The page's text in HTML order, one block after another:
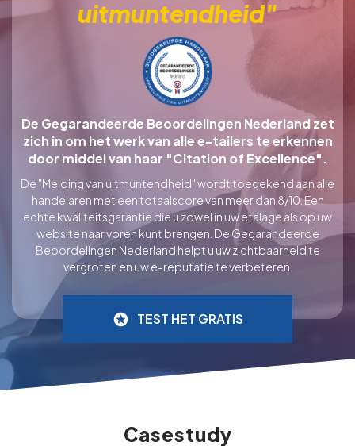
uitmuntendheid"
De Gegarandeerde Beoordelingen Nederland zet
zich in om het werk van alle e-tailers te erkennen
door middel van haar "Citation of Excellence".
De "Melding van uitmuntendheid" wordt toegekend aan alle
handelaren met een totaalscore van meer dan 8/10. Een
echte kwaliteitsgarantie die u zowel in uw etalage als op uw
website naar voren kunt brengen. De Gegarandeerde
Beoordelingen Nederland helpt u uw zichtbaarheid te
vergroten en uw e-reputatie te verbeteren.
TEST HET GRATIS
Casestudy